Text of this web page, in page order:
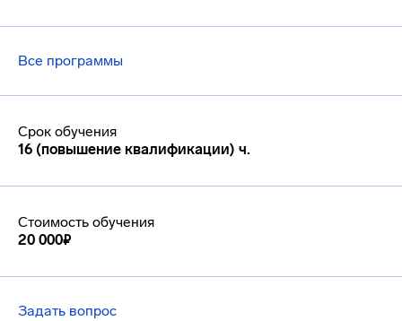
Все программы
Срок обучения
16 (повышение квалификации) ч.
Стоимость обучения
20 000₽
Задать вопрос